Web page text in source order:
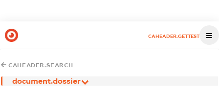
CAHEADER.GETTEST
CAHEADER.SEARCH
document.dossier